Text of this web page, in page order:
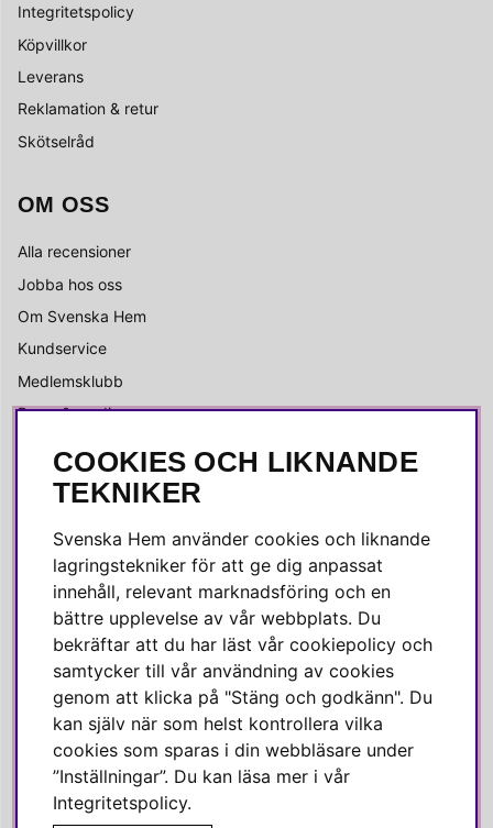
Integritetspolicy
Köpvillkor
Leverans
Reklamation & retur
Skötselråd
OM OSS
Alla recensioner
Jobba hos oss
Om Svenska Hem
Kundservice
Medlemsklubb
Press & media
SOCIALA MEDIER
Instagram
Linkedin
Pinterest
SVENSKA HEM
Varmt välkommen till Svenska Hem!
Vi värdesätter våra kunder högt och finns här för att hjälpa dig
om du har några frågor eller vill ha inspiration.
COOKIES OCH LIKNANDE
TEKNIKER
Svenska Hem använder cookies och liknande
lagringstekniker för att ge dig anpassat
innehåll, relevant marknadsföring och en
bättre upplevelse av vår webbplats. Du
bekräftar att du har läst vår cookiepolicy och
samtycker till vår användning av cookies
genom att klicka på "Stäng och godkänn". Du
kan själv när som helst kontrollera vilka
cookies som sparas i din webbläsare under
”Inställningar”. Du kan läsa mer i vår
Integritetspolicy.